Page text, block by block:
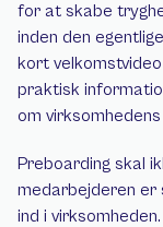
for at skabe
inden den
kort
praktisk
om
Preboarding skal
medarbejderen er
ind i